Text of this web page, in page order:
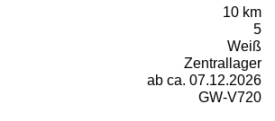
10 km
5
Weiß
Zentrallager
ab ca. 07.12.2026
GW-V720